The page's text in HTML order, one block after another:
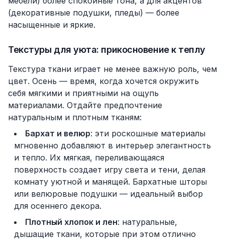
(декоративные подушки, пледы) — более
насыщенные и яркие.
Текстуры для уюта: прикосновение к теплу
Текстура ткани играет не менее важную роль, чем
цвет. Осень — время, когда хочется окружить
себя мягкими и приятными на ощупь
материалами. Отдайте предпочтение
натуральным и плотным тканям:
Бархат и велюр: эти роскошные материалы
мгновенно добавляют в интерьер элегантность
и тепло. Их мягкая, переливающаяся
поверхность создает игру света и тени, делая
комнату уютной и манящей. Бархатные шторы
или велюровые подушки — идеальный выбор
для осеннего декора.
Плотный хлопок и лен: натуральные,
дышащие ткани, которые при этом отлично